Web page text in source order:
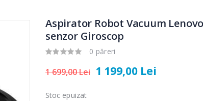
Aspirator Robot Vacuum Lenovo
senzor Giroscop
0 păreri
1 699,00 Lei 1 199,00 Lei
Stoc epuizat